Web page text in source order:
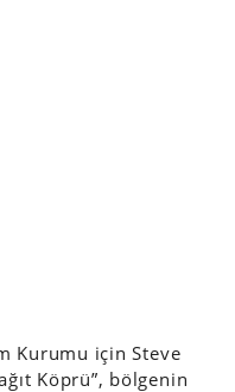
Kurumu için Steve
Köprü”, bölgenin